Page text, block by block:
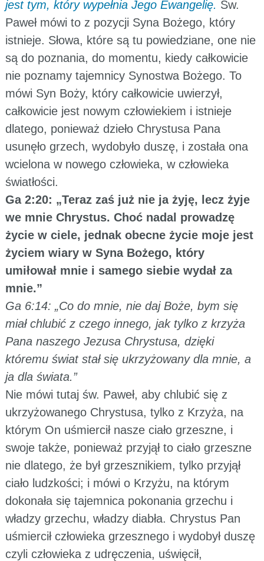
jest tym, który wypełnia Jego Ewangelię. Św.
Paweł mówi to z pozycji Syna Bożego, który
istnieje. Słowa, które są tu powiedziane, one nie
są do poznania, do momentu, kiedy całkowicie
nie poznamy tajemnicy Synostwa Bożego. To
mówi Syn Boży, który całkowicie uwierzył,
całkowicie jest nowym człowiekiem i istnieje
dlatego, ponieważ dzieło Chrystusa Pana
usunęło grzech, wydobyło duszę, i została ona
wcielona w nowego człowieka, w człowieka
światłości.
Ga 2:20: „Teraz zaś już nie ja żyję, lecz żyje
we mnie Chrystus. Choć nadal prowadzę
życie w ciele, jednak obecne życie moje jest
życiem wiary w Syna Bożego, który
umiłował mnie i samego siebie wydał za
mnie.”
Ga 6:14: „Co do mnie, nie daj Boże, bym się
miał chlubić z czego innego, jak tylko z krzyża
Pana naszego Jezusa Chrystusa, dzięki
któremu świat stał się ukrzyżowany dla mnie, a
ja dla świata.”
Nie mówi tutaj św. Paweł, aby chlubić się z
ukrzyżowanego Chrystusa, tylko z Krzyża, na
którym On uśmiercił nasze ciało grzeszne, i
swoje także, ponieważ przyjął to ciało grzeszne
nie dlatego, że był grzesznikiem, tylko przyjął
ciało ludzkości; i mówi o Krzyżu, na którym
dokonała się tajemnica pokonania grzechu i
władzy grzechu, władzy diabła. Chrystus Pan
uśmiercił człowieka grzesznego i wydobył duszę
czyli człowieka z udręczenia, uświęcił,